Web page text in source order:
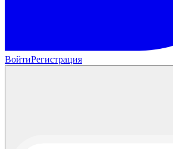
ВойтиРегистрация